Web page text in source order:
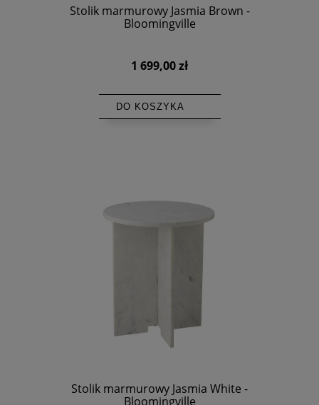
Stolik marmurowy Jasmia Brown -
Bloomingville
1 699,00 zł
DO KOSZYKA
Stolik marmurowy Jasmia White -
Bloomingville